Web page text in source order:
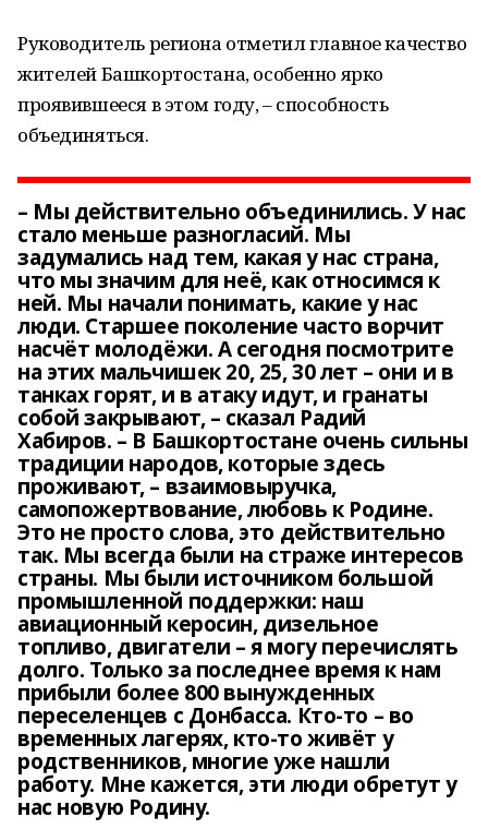
Руководитель региона отметил главное качество
жителей Башкортостана, особенно ярко
проявившееся в этом году, – способность
объединяться.
– Мы действительно объединились. У нас
стало меньше разногласий. Мы
задумались над тем, какая у нас страна,
что мы значим для неё, как относимся к
ней. Мы начали понимать, какие у нас
люди. Старшее поколение часто ворчит
насчёт молодёжи. А сегодня посмотрите
на этих мальчишек 20, 25, 30 лет – они и в
танках горят, и в атаку идут, и гранаты
собой закрывают, – сказал Радий
Хабиров. – В Башкортостане очень сильны
традиции народов, которые здесь
проживают, – взаимовыручка,
самопожертвование, любовь к Родине.
Это не просто слова, это действительно
так. Мы всегда были на страже интересов
страны. Мы были источником большой
промышленной поддержки: наш
авиационный керосин, дизельное
топливо, двигатели – я могу перечислять
долго. Только за последнее время к нам
прибыли более 800 вынужденных
переселенцев с Донбасса. Кто-то – во
временных лагерях, кто-то живёт у
родственников, многие уже нашли
работу. Мне кажется, эти люди обретут у
нас новую Родину.